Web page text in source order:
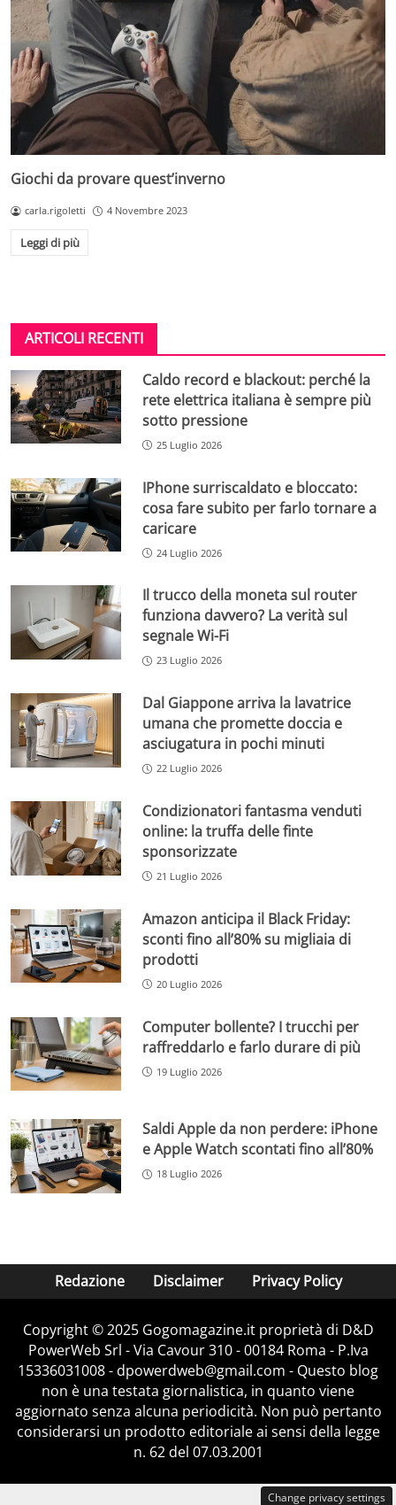
Giochi da provare quest’inverno
carla.rigoletti 4 Novembre 2023
Leggi di più
ARTICOLI RECENTI
Caldo record e blackout: perché la
rete elettrica italiana è sempre più
sotto pressione
25 Luglio 2026
IPhone surriscaldato e bloccato:
cosa fare subito per farlo tornare a
caricare
24 Luglio 2026
Il trucco della moneta sul router
funziona davvero? La verità sul
segnale Wi-Fi
23 Luglio 2026
Dal Giappone arriva la lavatrice
umana che promette doccia e
asciugatura in pochi minuti
22 Luglio 2026
Condizionatori fantasma venduti
online: la truffa delle finte
sponsorizzate
21 Luglio 2026
Amazon anticipa il Black Friday:
sconti fino all’80% su migliaia di
prodotti
20 Luglio 2026
Computer bollente? I trucchi per
raffreddarlo e farlo durare di più
19 Luglio 2026
Saldi Apple da non perdere: iPhone
e Apple Watch scontati fino all’80%
18 Luglio 2026
Redazione Disclaimer Privacy Policy
Copyright © 2025 Gogomagazine.it proprietà di D&D
PowerWeb Srl - Via Cavour 310 - 00184 Roma - P.Iva
15336031008 - dpowerdweb@gmail.com - Questo blog
non è una testata giornalistica, in quanto viene
aggiornato senza alcuna periodicità. Non può pertanto
considerarsi un prodotto editoriale ai sensi della legge
n. 62 del 07.03.2001
Change privacy settings